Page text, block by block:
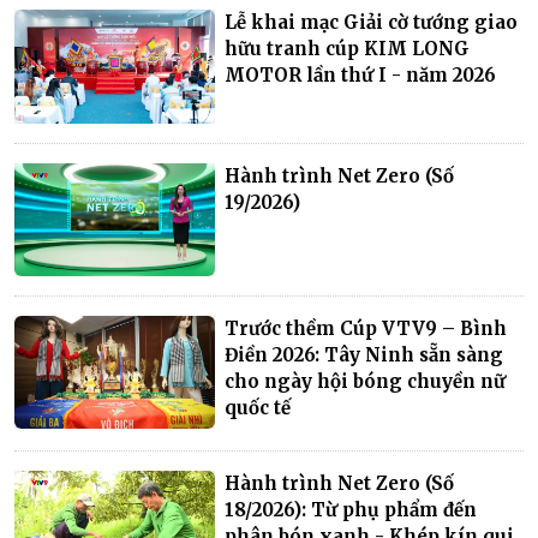
Lễ khai mạc Giải cờ tướng giao
hữu tranh cúp KIM LONG
MOTOR lần thứ I - năm 2026
Hành trình Net Zero (Số
19/2026)
Trước thềm Cúp VTV9 – Bình
Điền 2026: Tây Ninh sẵn sàng
cho ngày hội bóng chuyền nữ
quốc tế
Hành trình Net Zero (Số
18/2026): Từ phụ phẩm đến